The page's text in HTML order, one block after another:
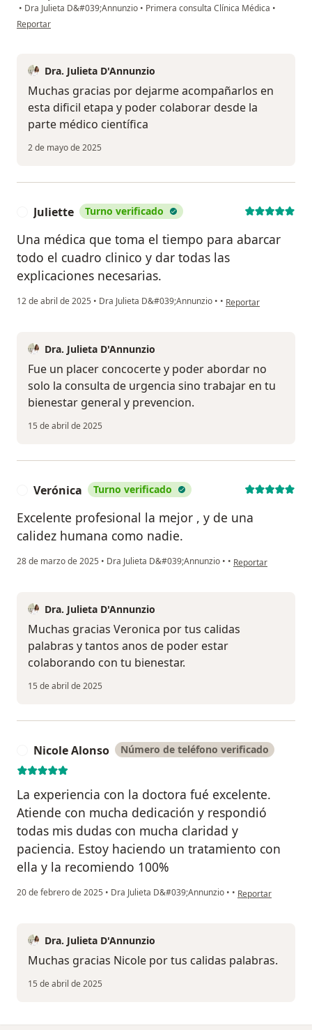
• Dra Julieta D&#039;Annunzio • Primera consulta Clínica Médica •
en opinión del usuario Belen fiorentino
Reportar
Dra. Julieta D'Annunzio
Muchas gracias por dejarme acompañarlos en
esta dificil etapa y poder colaborar desde la
parte médico científica
2 de mayo de 2025
Juliette Turno verificado
Una médica que toma el tiempo para abarcar
todo el cuadro clinico y dar todas las
explicaciones necesarias.
12 de abril de 2025 • Dra Julieta D&#039;Annunzio • • en opinión del
Reportar
Dra. Julieta D'Annunzio
Fue un placer concocerte y poder abordar no
solo la consulta de urgencia sino trabajar en tu
bienestar general y prevencion.
15 de abril de 2025
Verónica Turno verificado
Excelente profesional la mejor , y de una
calidez humana como nadie.
28 de marzo de 2025 • Dra Julieta D&#039;Annunzio • • en opinión del
Reportar
Dra. Julieta D'Annunzio
Muchas gracias Veronica por tus calidas
palabras y tantos anos de poder estar
colaborando con tu bienestar.
15 de abril de 2025
Nicole Alonso Número de teléfono verificado
La experiencia con la doctora fué excelente.
Atiende con mucha dedicación y respondió
todas mis dudas con mucha claridad y
paciencia. Estoy haciendo un tratamiento con
ella y la recomiendo 100%
20 de febrero de 2025 • Dra Julieta D&#039;Annunzio • • en opinión del
Reportar
Dra. Julieta D'Annunzio
Muchas gracias Nicole por tus calidas palabras.
15 de abril de 2025